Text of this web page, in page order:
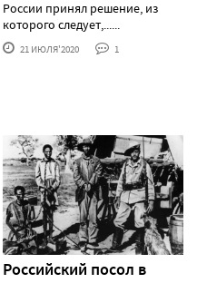
России принял решение, из
которого следует,......
21 ИЮЛЯ'2020 1
Российский посол в